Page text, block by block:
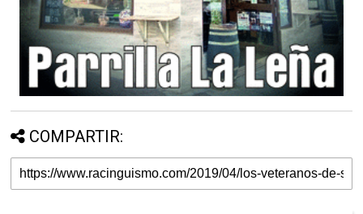
COMPARTIR: